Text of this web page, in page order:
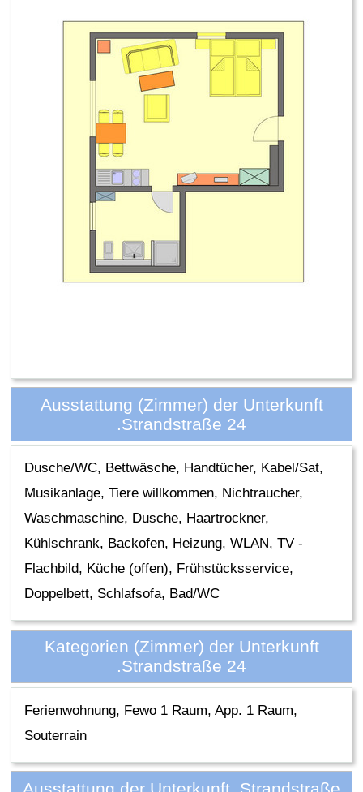
Ausstattung (Zimmer) der Unterkunft
.Strandstraße 24
Dusche/WC, Bettwäsche, Handtücher, Kabel/Sat,
Musikanlage, Tiere willkommen, Nichtraucher,
Waschmaschine, Dusche, Haartrockner,
Kühlschrank, Backofen, Heizung, WLAN, TV -
Flachbild, Küche (offen), Frühstücksservice,
Doppelbett, Schlafsofa, Bad/WC
Kategorien (Zimmer) der Unterkunft
.Strandstraße 24
Ferienwohnung, Fewo 1 Raum, App. 1 Raum,
Souterrain
Ausstattung der Unterkunft .Strandstraße